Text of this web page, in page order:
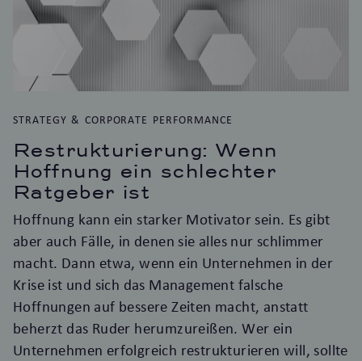
STRATEGY & CORPORATE PERFORMANCE
Restrukturierung: Wenn
Hoffnung ein schlechter
Ratgeber ist
Hoffnung kann ein starker Motivator sein. Es gibt
aber auch Fälle, in denen sie alles nur schlimmer
macht. Dann etwa, wenn ein Unternehmen in der
Krise ist und sich das Management falsche
Hoffnungen auf bessere Zeiten macht, anstatt
beherzt das Ruder herumzureißen. Wer ein
Unternehmen erfolgreich restrukturieren will, sollte